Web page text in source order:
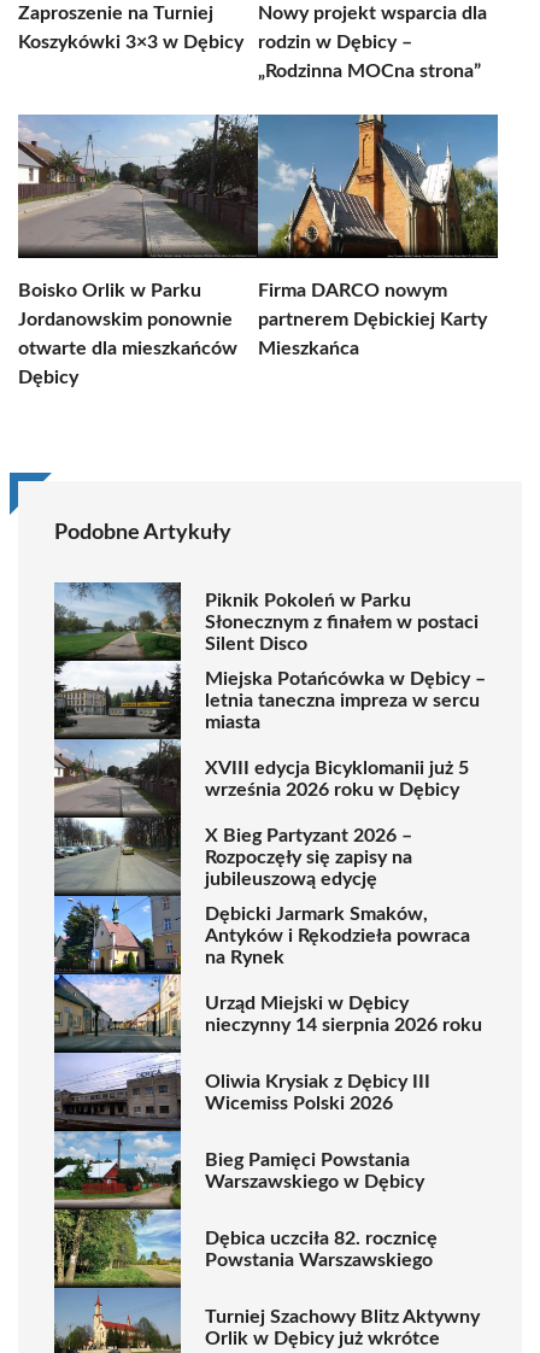
Zaproszenie na Turniej
Koszykówki 3×3 w Dębicy
Nowy projekt wsparcia dla
rodzin w Dębicy –
„Rodzinna MOCna strona”
Boisko Orlik w Parku
Jordanowskim ponownie
otwarte dla mieszkańców
Dębicy
Firma DARCO nowym
partnerem Dębickiej Karty
Mieszkańca
Podobne Artykuły
Piknik Pokoleń w Parku
Słonecznym z finałem w postaci
Silent Disco
Miejska Potańcówka w Dębicy –
letnia taneczna impreza w sercu
miasta
XVIII edycja Bicyklomanii już 5
września 2026 roku w Dębicy
X Bieg Partyzant 2026 –
Rozpoczęły się zapisy na
jubileuszową edycję
Dębicki Jarmark Smaków,
Antyków i Rękodzieła powraca
na Rynek
Urząd Miejski w Dębicy
nieczynny 14 sierpnia 2026 roku
Oliwia Krysiak z Dębicy III
Wicemiss Polski 2026
Bieg Pamięci Powstania
Warszawskiego w Dębicy
Dębica uczciła 82. rocznicę
Powstania Warszawskiego
Turniej Szachowy Blitz Aktywny
Orlik w Dębicy już wkrótce